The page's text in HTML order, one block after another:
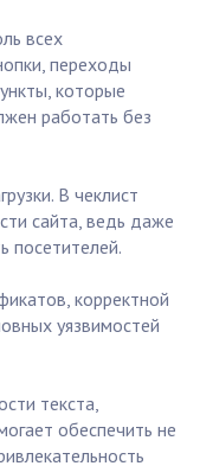
всех
переходы
которые
работать без
В чеклист
сайта, ведь даже
посетителей.
корректной
уязвимостей
текста,
обеспечить не